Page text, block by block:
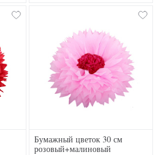
Бумажный цветок 30 см
розовый+малиновый